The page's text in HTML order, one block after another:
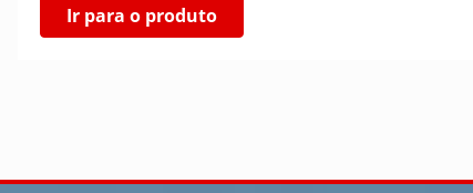
Ir para o produto